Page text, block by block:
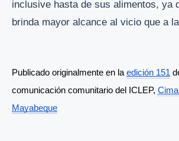
inclusive hasta de sus alimentos, ya
brinda mayor alcance al vicio que a
Publicado originalmente en la edición 151
comunicación comunitario del ICLEP,
Mayabeque